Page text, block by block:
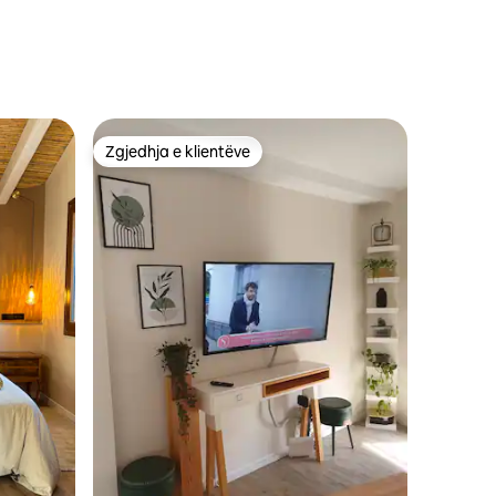
Zgjedhja e klientëve
Zgjedhja e klientëve